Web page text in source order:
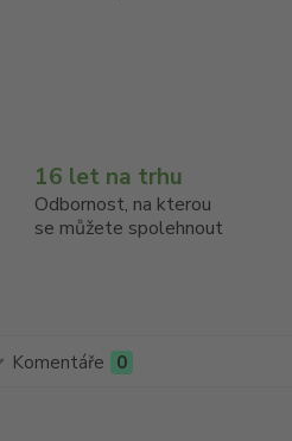
16 let na trhu
Odbornost, na kterou
se můžete spolehnout
Komentáře 0